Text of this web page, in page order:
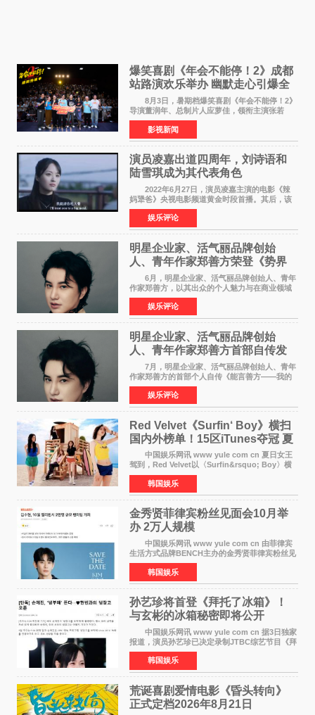
爆笑喜剧《年会不能停！2》成都
站路演欢乐举办 幽默走心引爆全
场共鸣
8月3日，暑期档爆笑喜剧《年会不能停！2》
导演董润年、总制片人应萝佳，领衔主演张若
昀、白客，惊喜出演庄达菲，特别主演孙艺洲，
特别出演田雨，友情出演欧阳奋强出席成都路
演，与观众近距离互
影视新闻
演员凌嘉出道四周年，刘诗语和
陆雪琪成为其代表角色
2022年6月27日，演员凌嘉主演的电影《辣
妈犟爸》央视电影频道黄金时段首播。其后，该
电影在央视电影频道多次复播（2022年8月10
日，2022年9月30日，2023年7月17日，2025年7
月14日）。除了多次复
娱乐评论
明星企业家、活气丽品牌创始
人、青年作家郑善方荣登《势界
POWERCIRCLES》6月刊
6月，明星企业家、活气丽品牌创始人、青年
作家郑善方，以其出众的个人魅力与在商业领域
的卓越建树，成功登上《势界
POWERCIRCLES》，展现了他在时尚与商业领
域的双重影响力。 明星企业家、青
娱乐评论
明星企业家、活气丽品牌创始
人、青年作家郑善方首部自传发
布， 书写跨界创业者的成长答卷
7月，明星企业家、活气丽品牌创始人、青年
作家郑善方的首部个人自传《能言善方——我的
跨界人生》正式发行。这本书以他的人生轨迹为
脉络，首次完整公开了从逐梦少年到横跨美业、
公益等多领域的
娱乐评论
Red Velvet《Surfin‘ Boy》横扫
国内外榜单！15区iTunes夺冠 夏
日女王强势回归
中国娱乐网讯 www yule com cn 夏日女王
驾到，Red Velvet以〈Surfin&rsquo; Boy〉横
扫国内外榜单，获得音乐粉丝的热烈反响。
Red Velvet于3日发行了夏日迷你专辑《Velvet
Summer》，
韩国娱乐
金秀贤菲律宾粉丝见面会10月举
办 2万人规模
中国娱乐网讯 www yule com cn 由菲律宾
生活方式品牌BENCH主办的金秀贤菲律宾粉丝见
面会，将于10月2日在马尼拉SM Mall of
Asia（MOA）竞技场举行，预计规模达2万人。
这也是金秀贤自去年陷
韩国娱乐
孙艺珍将首登《拜托了冰箱》！
与玄彬的冰箱秘密即将公开
中国娱乐网讯 www yule com cn 据3日独家
报道，演员孙艺珍已决定录制JTBC综艺节目《拜
托了冰箱》，目前正在协调具体细节。这是孙艺
珍首次公开个人冰箱，也是她婚后首次以玄彬的
妻子身份参与
韩国娱乐
荒诞喜剧爱情电影《昏头转向》
正式定档2026年8月21日